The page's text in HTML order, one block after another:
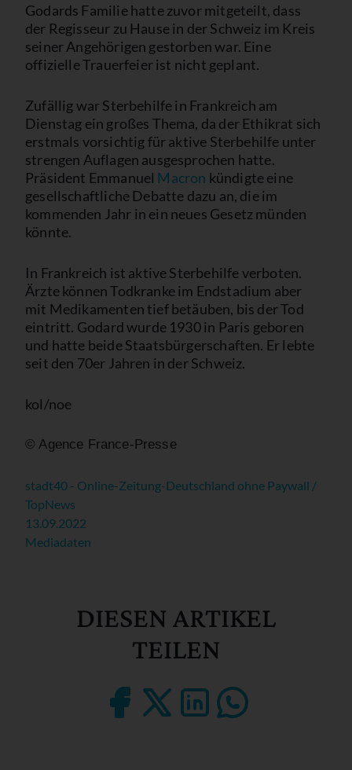
Godards Familie hatte zuvor mitgeteilt, dass
der Regisseur zu Hause in der Schweiz im Kreis
seiner Angehörigen gestorben war. Eine
offizielle Trauerfeier ist nicht geplant.
Zufällig war Sterbehilfe in Frankreich am
Dienstag ein großes Thema, da der Ethikrat sich
erstmals vorsichtig für aktive Sterbehilfe unter
strengen Auflagen ausgesprochen hatte.
Präsident Emmanuel Macron kündigte eine
gesellschaftliche Debatte dazu an, die im
kommenden Jahr in ein neues Gesetz münden
könnte.
In Frankreich ist aktive Sterbehilfe verboten.
Ärzte können Todkranke im Endstadium aber
mit Medikamenten tief betäuben, bis der Tod
eintritt. Godard wurde 1930 in Paris geboren
und hatte beide Staatsbürgerschaften. Er lebte
seit den 70er Jahren in der Schweiz.
kol/noe
© Agence France-Presse
stadt40 - Online-Zeitung-Deutschland ohne Paywall /
TopNews
13.09.2022
Mediadaten
DIESEN ARTIKEL
TEILEN